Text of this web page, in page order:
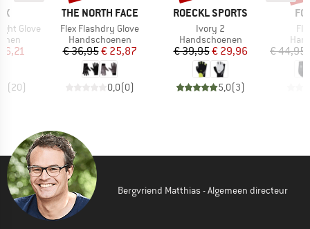
Glove
prijs
(20)
MERK
THE NORTH FACE
Artikel
Flex Flashdry Glove
Productgroep
Handschoenen
Prijs
€ 36,95Verlaagde prijs
€ 25,87
0,0(0)
MERK
ROECKL SPORTS
Artikel
Ivory 2
Productgroep
Handschoenen
Prijs
€ 39,95Verlaagde prijs
€ 29,96
5,0(3)
€ 44,95
Bergvriend Matthias - Algemeen directeur